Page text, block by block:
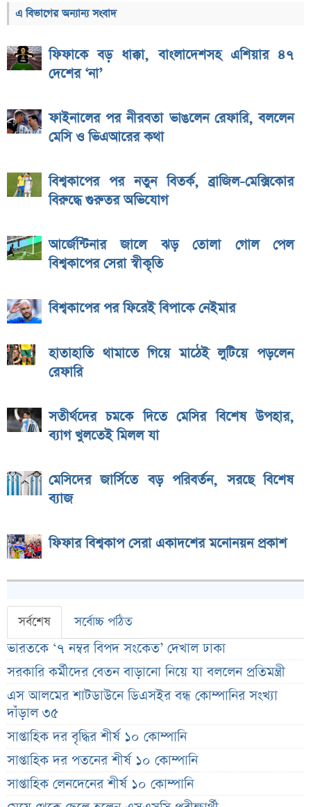
এ বিভাগের অন্যান্য সংবাদ
ফিফাকে বড় ধাক্কা, বাংলাদেশসহ এশিয়ার ৪৭
দেশের ‘না’
ফাইনালের পর নীরবতা ভাঙলেন রেফারি, বললেন
মেসি ও ভিএআরের কথা
বিশ্বকাপের পর নতুন বিতর্ক, ব্রাজিল-মেক্সিকোর
বিরুদ্ধে গুরুতর অভিযোগ
আর্জেন্টিনার জালে ঝড় তোলা গোল পেল
বিশ্বকাপের সেরা স্বীকৃতি
বিশ্বকাপের পর ফিরেই বিপাকে নেইমার
হাতাহাতি থামাতে গিয়ে মাঠেই লুটিয়ে পড়লেন
রেফারি
সতীর্থদের চমকে দিতে মেসির বিশেষ উপহার,
ব্যাগ খুলতেই মিলল যা
মেসিদের জার্সিতে বড় পরিবর্তন, সরছে বিশেষ
ব্যাজ
ফিফার বিশ্বকাপ সেরা একাদশের মনোনয়ন প্রকাশ
সর্বশেষ সর্বোচ্চ পঠিত
ভারতকে ‘৭ নম্বর বিপদ সংকেত’ দেখাল ঢাকা
সরকারি কর্মীদের বেতন বাড়ানো নিয়ে যা বললেন প্রতিমন্ত্রী
এস আলমের শাটডাউনে ডিএসইর বন্ধ কোম্পানির সংখ্যা
দাঁড়াল ৩৫
সাপ্তাহিক দর বৃদ্ধির শীর্ষ ১০ কোম্পানি
সাপ্তাহিক দর পতনের শীর্ষ ১০ কোম্পানি
সাপ্তাহিক লেনদেনের শীর্ষ ১০ কোম্পানি